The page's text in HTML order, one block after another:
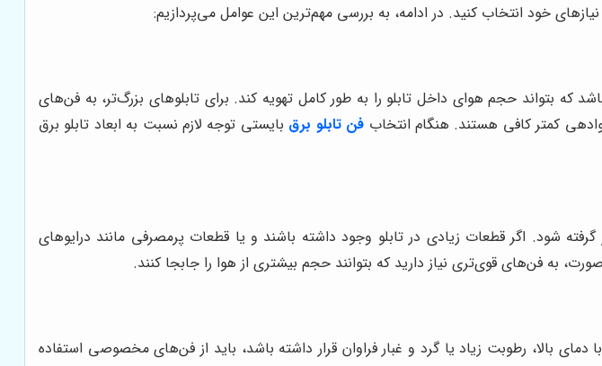
خود انتخاب کنید. در ادامه، به بررسی مهم‌ترین این عوامل می‌پردازیم:
که بتواند حجم هوای داخل تابلو را به طور کامل تهویه کند. برای تابلوهای بزرگ‌تر، به فن‌های
کمتر کافی هستند. هنگام انتخاب فن تابلو برق بایستی توجه لازم نسبت به ابعاد تابلو برق
شود. اگر قطعات زیادی در تابلو وجود داشته باشند و یا قطعات پرمصرفی مانند درایوهای
بالا، رطوبت زیاد یا گرد و غبار فراوان قرار داشته باشد، باید از فن‌های مخصوصی استفاده